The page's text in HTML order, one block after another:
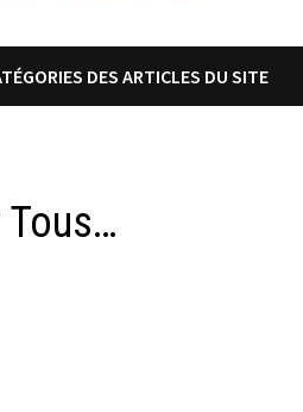
DES ARTICLES DU SITE
Tous…